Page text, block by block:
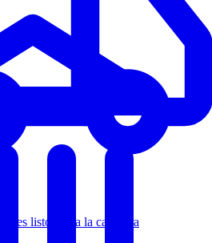
listos para la carretera